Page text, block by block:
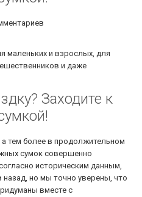
маленьких и взрослых, для
и даже
Заходите к
тем более в продолжительном
сумок совершенно
историческим данным,
но мы точно уверены, что
вместе с